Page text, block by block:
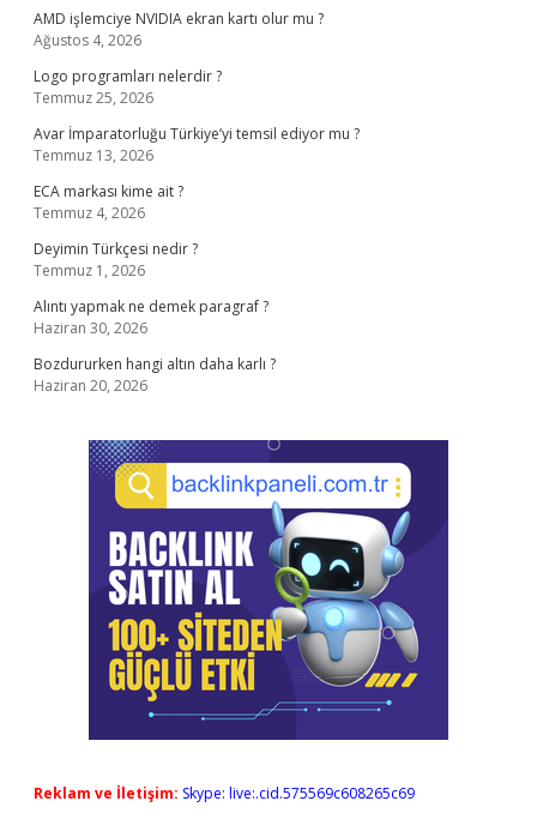
AMD işlemciye NVIDIA ekran kartı olur mu ?
Ağustos 4, 2026
Logo programları nelerdir ?
Temmuz 25, 2026
Avar İmparatorluğu Türkiye’yi temsil ediyor mu ?
Temmuz 13, 2026
ECA markası kime ait ?
Temmuz 4, 2026
Deyimin Türkçesi nedir ?
Temmuz 1, 2026
Alıntı yapmak ne demek paragraf ?
Haziran 30, 2026
Bozdururken hangi altın daha karlı ?
Haziran 20, 2026
Reklam ve İletişim: Skype: live:.cid.575569c608265c69